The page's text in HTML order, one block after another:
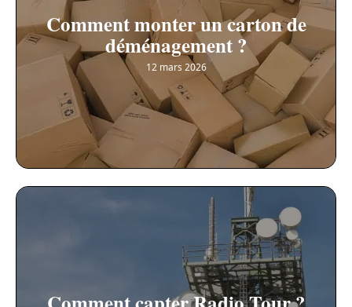
Comment monter un carton de
déménagement ?
12 mars 2026